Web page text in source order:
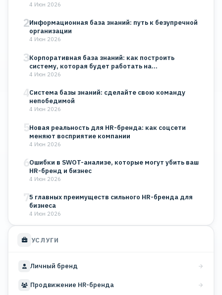
4 Июн 2026
2Информационная база знаний: путь к безупречной
организации
4 Июн 2026
3Корпоративная база знаний: как построить
систему, которая будет работать на…
4 Июн 2026
4Система базы знаний: сделайте свою команду
непобедимой
4 Июн 2026
5Новая реальность для HR-бренда: как соцсети
меняют восприятие компании
4 Июн 2026
6Ошибки в SWOT-анализе, которые могут убить ваш
HR-бренд и бизнес
4 Июн 2026
75 главных преимуществ сильного HR-бренда для
бизнеса
4 Июн 2026
УСЛУГИ
Личный бренд
Продвижение HR-бренда